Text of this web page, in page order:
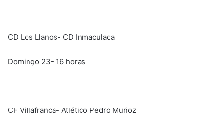
CD Los Llanos- CD Inmaculada
Domingo 23- 16 horas
CF Villafranca- Atlético Pedro Muñoz